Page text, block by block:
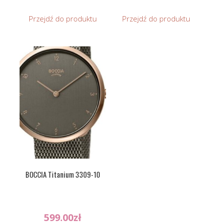
Przejdź do produktu Przejdź do produktu
BOCCIA Titanium 3309-10
599.00zł